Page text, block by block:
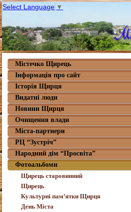
Select Language ▼
Містечко Щирець
Інформація про сайт
Історія Щирця
Видатні люди
Новини Щирця
Очищення влади
Міста-партнери
РЦ “Зустріч”
Народний дім “Просвіта”
Фотоальбоми
Щирець старовинний
Щирець
Культурні пам’ятки Щирця
День Міста